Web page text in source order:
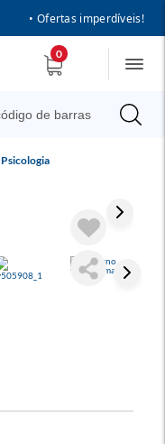
• Ofertas imperdíveis!
0
Psicologia